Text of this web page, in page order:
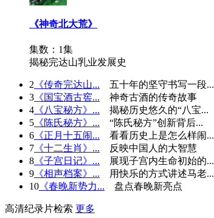
《神奇北大荒》
集数：1集
揭秘完达山乳业发展史
2 《传奇完达山...
五十年的坚守书写一段...
3 《国宝酒古窖...
神奇古酒的传奇故事
4 《八宝秘方》...
揭秘历史悠久的“八宝...
5 《陈氏秘方》...
“陈氏秘方”创新背后...
6 《正月十五闹...
看看历史上是怎么样闹...
7 《十二生肖》...
反映中国人的大智慧
8 《子宫日记》...
展现子宫内生命初始的...
9 《相声档案》...
用快乐的方式讲述马老...
10 《春晚新势力... 盘点春晚新亮点
高清纪录片检索 更多